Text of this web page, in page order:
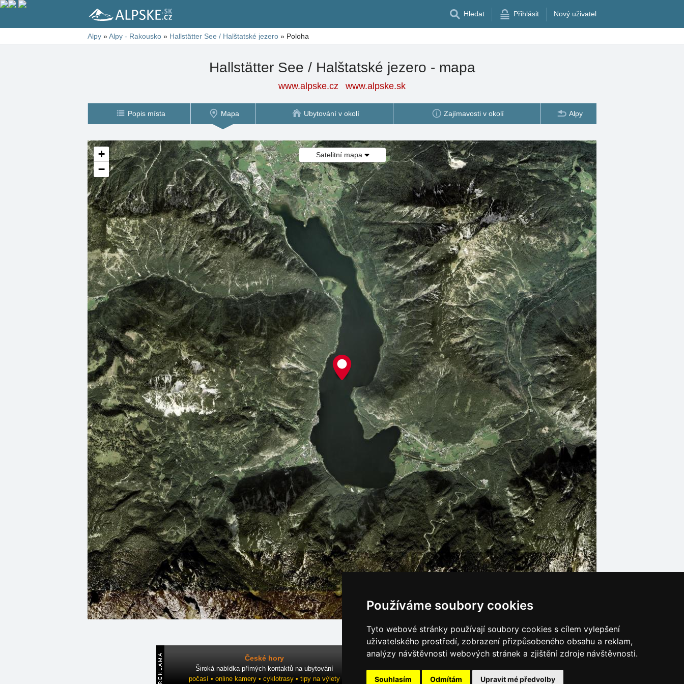
Používáme soubory cookies
Tyto webové stránky používají soubory cookies s cílem vylepšení
uživatelského prostředí, zobrazení přizpůsobeného obsahu a reklam,
analýzy návštěvnosti webových stránek a zjištění zdroje návštěvnosti.
Souhlasím Odmítám Upravit mé předvolby
Hledat Přihlásit Nový uživatel
Alpy »Alpy - Rakousko » Hallstätter See / Halštatské jezero » Poloha
Hallstätter See / Halštatské jezero - mapa
www.alpske.cz www.alpske.sk
Popis místa Mapa Ubytování v okolí Zajímavosti v okolí Alpy
Satelitní mapa
+
−
České hory
Široká nabídka přímých kontaktů na ubytování
počasí • online kamery • cyklotrasy • tipy na výlety